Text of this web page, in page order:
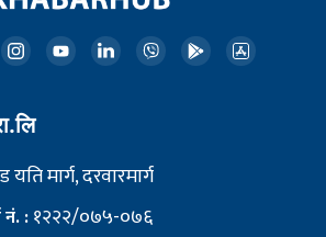
मार्ग, दरवारमार्ग
नं. :१२२२/०७५-०७६